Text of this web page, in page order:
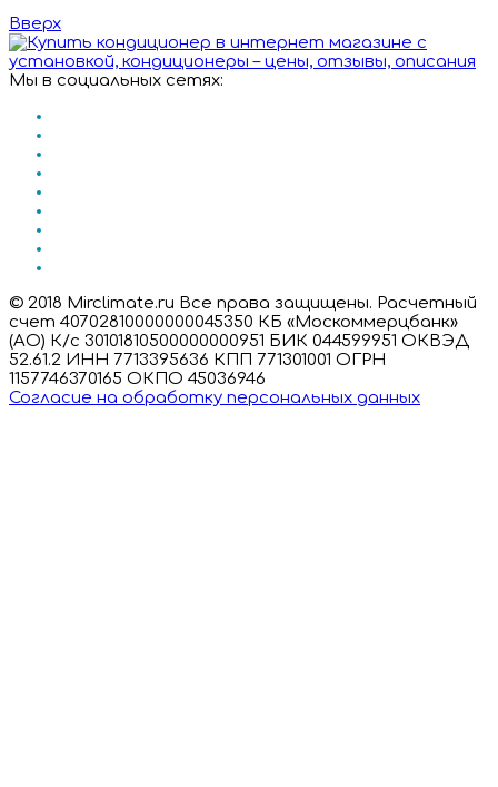
Вверх
Мы в социальных сетях:
© 2018 Mirclimate.ru Все права защищены. Расчетный
счет 40702810000000045350 КБ «Москоммерцбанк»
(АО) К/с 30101810500000000951 БИК 044599951 ОКВЭД
52.61.2 ИНН 7713395636 КПП 771301001 ОГРН
1157746370165 ОКПО 45036946
Согласие на обработку персональных данных